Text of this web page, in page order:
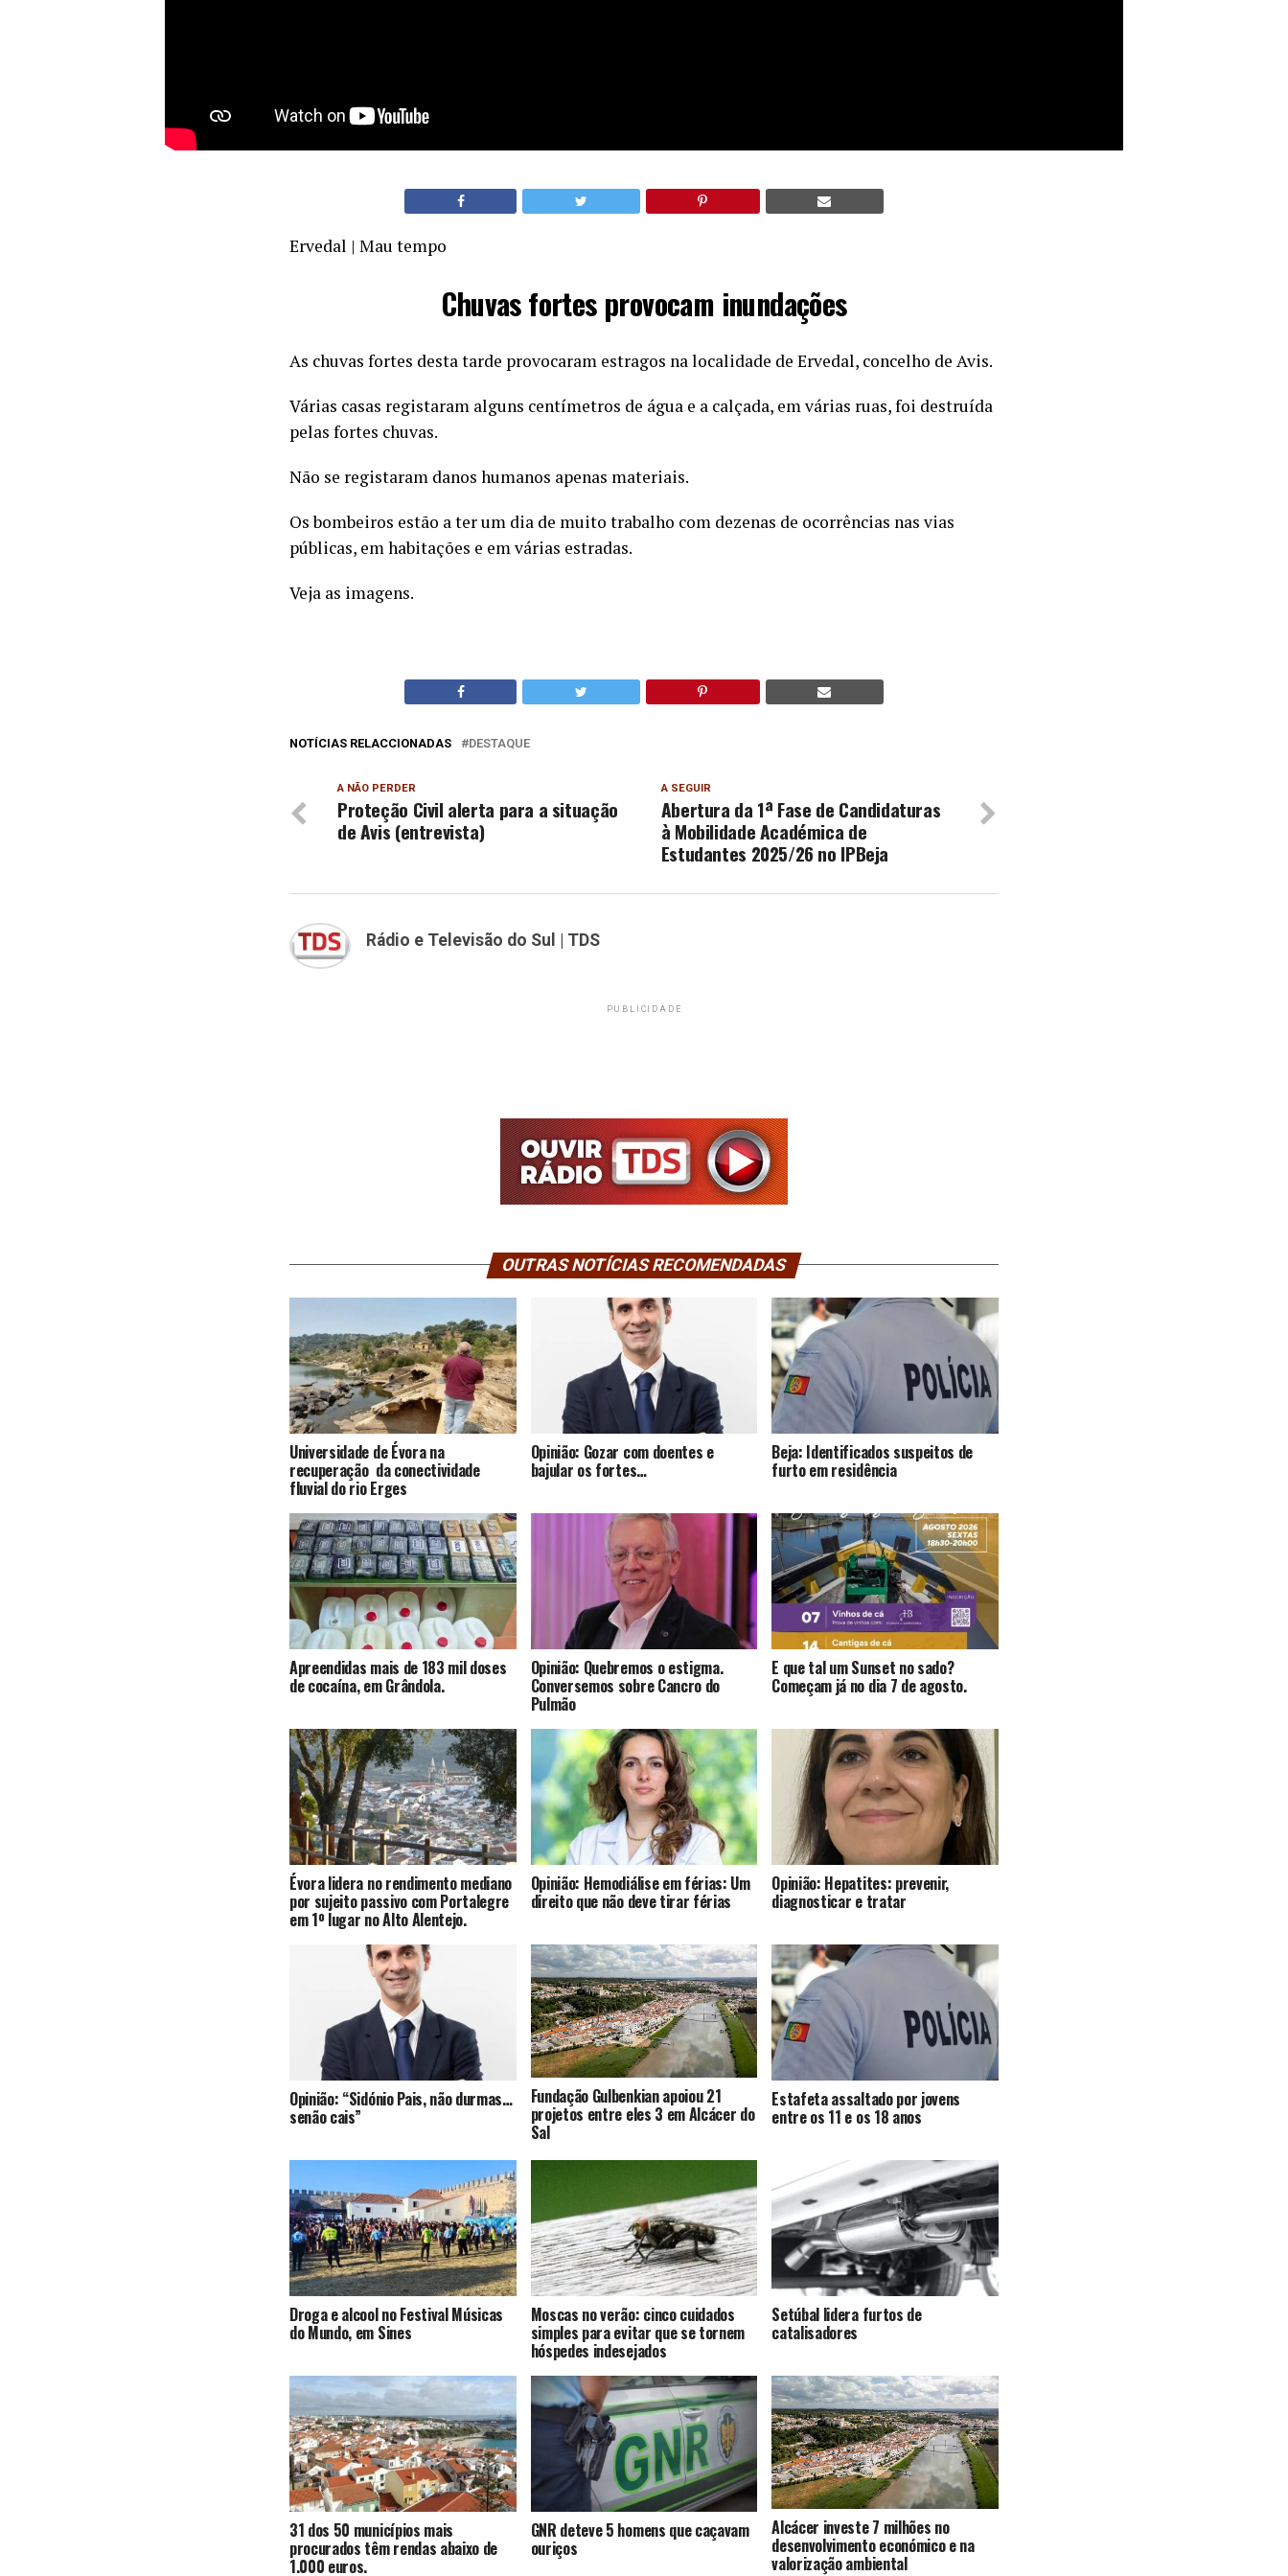
Ervedal | Mau tempo
Chuvas fortes provocam inundações
As chuvas fortes desta tarde provocaram estragos na localidade de Ervedal, concelho de Avis.
Várias casas registaram alguns centímetros de água e a calçada, em várias ruas, foi destruída
pelas fortes chuvas.
Não se registaram danos humanos apenas materiais.
Os bombeiros estão a ter um dia de muito trabalho com dezenas de ocorrências nas vias
públicas, em habitações e em várias estradas.
Veja as imagens.
NOTÍCIAS RELACCIONADAS DESTAQUE
A SEGUIR
Abertura da 1ª Fase de Candidaturas
à Mobilidade Académica de
Estudantes 2025/26 no IPBeja
A NÃO PERDER
Proteção Civil alerta para a situação
de Avis (entrevista)
Rádio e Televisão do Sul | TDS
PUBLICIDADE
OUTRAS NOTÍCIAS RECOMENDADAS
Universidade de Évora na
recuperação da conectividade
fluvial do rio Erges
Opinião: Gozar com doentes e
bajular os fortes…
Beja: Identificados suspeitos de
furto em residência
Apreendidas mais de 183 mil doses
de cocaína, em Grândola.
Opinião: Quebremos o estigma.
Conversemos sobre Cancro do
Pulmão
E que tal um Sunset no sado?
Começam já no dia 7 de agosto.
Évora lidera no rendimento mediano
por sujeito passivo com Portalegre
em 1º lugar no Alto Alentejo.
Opinião: Hemodiálise em férias: Um
direito que não deve tirar férias
Opinião: Hepatites: prevenir,
diagnosticar e tratar
Opinião: “Sidónio Pais, não durmas…
senão cais”
Fundação Gulbenkian apoiou 21
projetos entre eles 3 em Alcácer do
Sal
Estafeta assaltado por jovens
entre os 11 e os 18 anos
Droga e alcool no Festival Músicas
do Mundo, em Sines
Moscas no verão: cinco cuidados
simples para evitar que se tornem
hóspedes indesejados
Setúbal lidera furtos de
catalisadores
31 dos 50 municípios mais
procurados têm rendas abaixo de
1.000 euros.
GNR deteve 5 homens que caçavam
ouriços
Alcácer investe 7 milhões no
desenvolvimento económico e na
valorização ambiental